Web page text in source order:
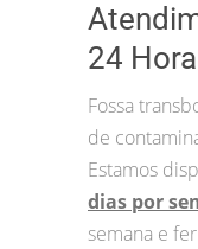
24
Fossa
de
Estamos
dias por
semana e